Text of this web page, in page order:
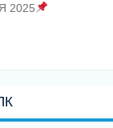
2025